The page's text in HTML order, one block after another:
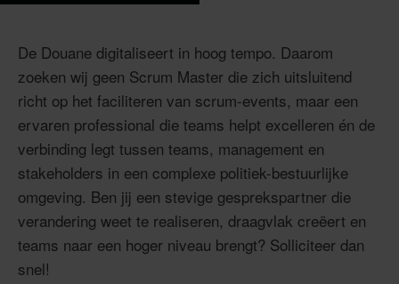
De Douane digitaliseert in hoog tempo. Daarom
zoeken wij geen Scrum Master die zich uitsluitend
richt op het faciliteren van scrum-events, maar een
ervaren professional die teams helpt excelleren én de
verbinding legt tussen teams, management en
stakeholders in een complexe politiek-bestuurlijke
omgeving. Ben jij een stevige gesprekspartner die
verandering weet te realiseren, draagvlak creëert en
teams naar een hoger niveau brengt? Solliciteer dan
snel!